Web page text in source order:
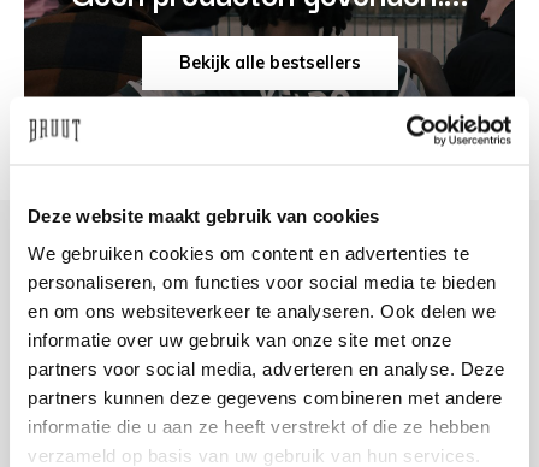
Deze website maakt gebruik van cookies
We gebruiken cookies om content en advertenties te
personaliseren, om functies voor social media te bieden
en om ons websiteverkeer te analyseren. Ook delen we
informatie over uw gebruik van onze site met onze
partners voor social media, adverteren en analyse. Deze
partners kunnen deze gegevens combineren met andere
informatie die u aan ze heeft verstrekt of die ze hebben
verzameld op basis van uw gebruik van hun services.
Bekijk alle bestsellers
+31 23 205 2006
info@bruut.nl
Contact Formulier
Open 11:00 - 21:00
OPENINGSTIJDEN